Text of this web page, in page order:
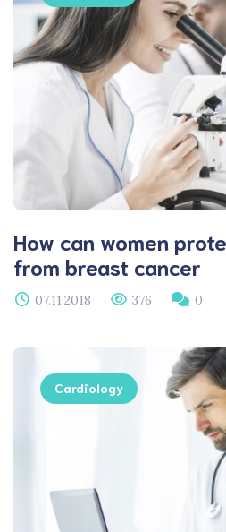
How can women
from breast cancer
07.11.2018 376 0
Cardiology